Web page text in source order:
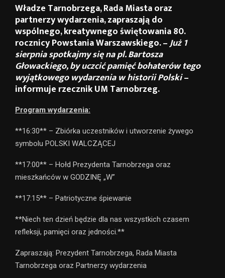
Władze Tarnobrzega, Rada Miasta oraz
partnerzy wydarzenia, zapraszają do
wspólnego, kreatywnego świętowania 80.
rocznicy Powstania Warszawskiego. –Już 1
sierpnia spotkajmy się na pl. Bartosza
Głowackiego, by uczcić pamięć bohaterów tego
wyjątkowego wydarzenia w historii Polski–
informuje rzecznik UM Tarnobrzeg.
Program wydarzenia:
**16:30** – Zbiórka uczestników i utworzenie żywego
symbolu POLSKI WALCZĄCEJ
**17:00** – Hołd Prezydenta Tarnobrzega oraz
mieszkańców w GODZINĘ „W”
**17:15** – Patriotyczne śpiewanie
**Niech ten dzień będzie dla nas wszystkich czasem
refleksji, pamięci oraz jedności.**
Zapraszają: Prezydent Tarnobrzega, Rada Miasta
Tarnobrzega oraz Partnerzy wydarzenia